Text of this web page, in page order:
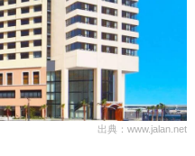
出典：www.jalan.net